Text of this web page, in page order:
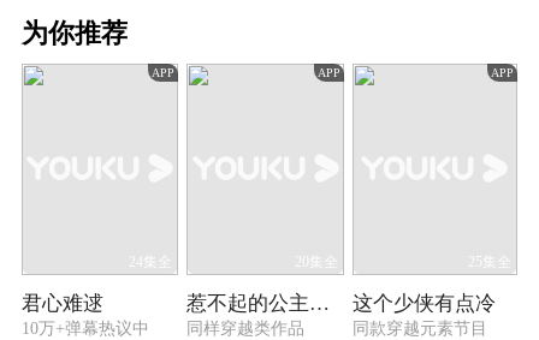
为你推荐
APP
24集全
君心难逑
10万+弹幕热议中
APP
20集全
惹不起的公主殿下
同样穿越类作品
APP
25集全
这个少侠有点冷
同款穿越元素节目